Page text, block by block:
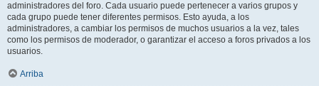
administradores del foro. Cada usuario puede pertenecer a varios grupos y
cada grupo puede tener diferentes permisos. Esto ayuda, a los
administradores, a cambiar los permisos de muchos usuarios a la vez, tales
como los permisos de moderador, o garantizar el acceso a foros privados a los
usuarios.
Arriba